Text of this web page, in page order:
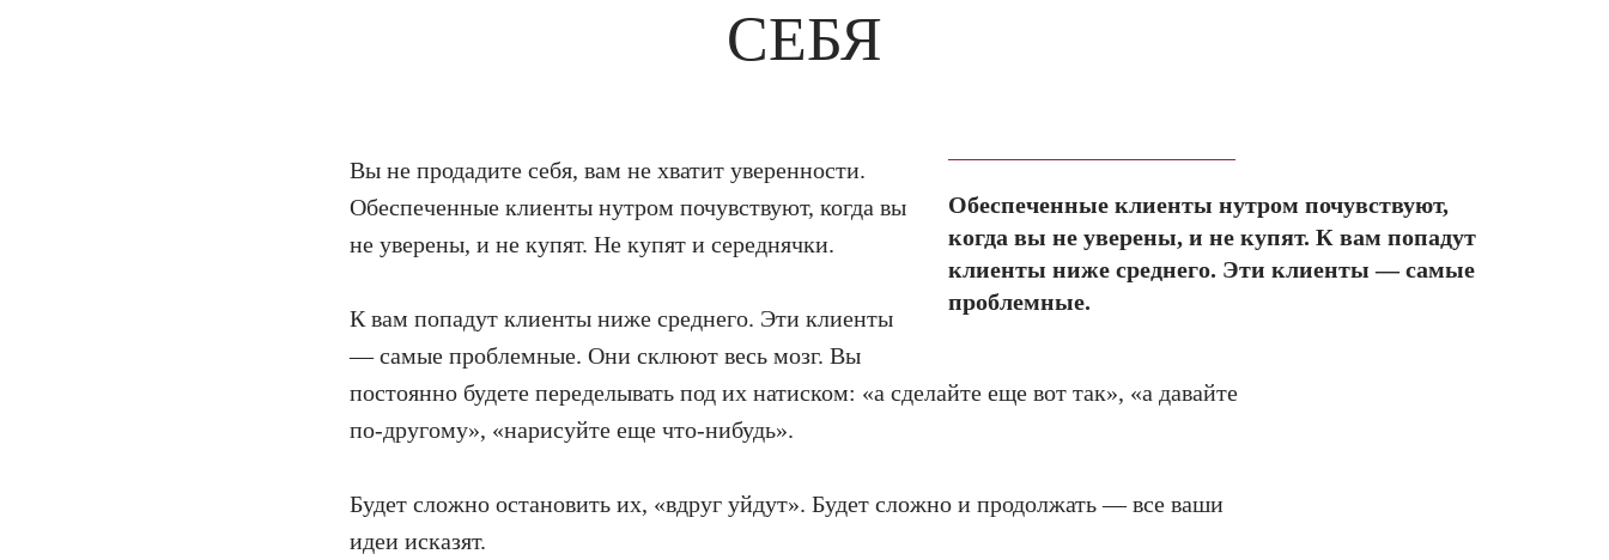
СЕБЯ
Обеспеченные клиенты нутром почувствуют,
когда вы не уверены, и не купят. К вам попадут
клиенты ниже среднего. Эти клиенты — самые
проблемные.
Вы не продадите себя, вам не хватит уверенности.
Обеспеченные клиенты нутром почувствуют, когда вы
не уверены, и не купят. Не купят и середнячки.
К вам попадут клиенты ниже среднего. Эти клиенты
— самые проблемные. Они склюют весь мозг. Вы
постоянно будете переделывать под их натиском: «а сделайте еще вот так», «а давайте
по-другому», «нарисуйте еще что-нибудь».
Будет сложно остановить их, «вдруг уйдут». Будет сложно и продолжать — все ваши
идеи исказят.